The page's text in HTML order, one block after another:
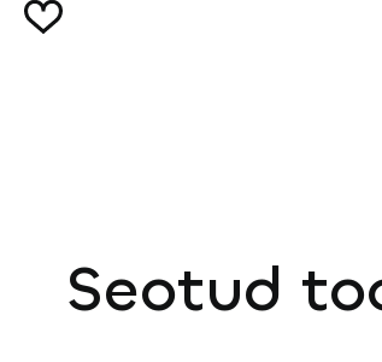
Seotud